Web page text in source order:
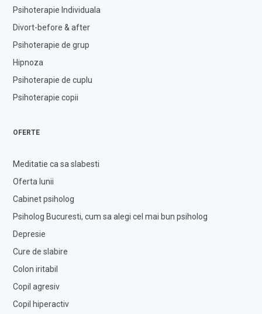
Psihoterapie Individuala
Divort-before & after
Psihoterapie de grup
Hipnoza
Psihoterapie de cuplu
Psihoterapie copii
OFERTE
Meditatie ca sa slabesti
Oferta lunii
Cabinet psiholog
Psiholog Bucuresti, cum sa alegi cel mai bun psiholog
Depresie
Cure de slabire
Colon iritabil
Copil agresiv
Copil hiperactiv